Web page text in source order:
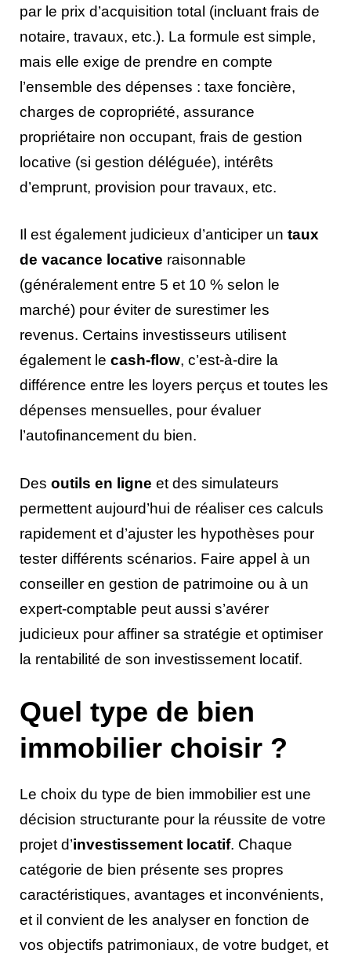
par le prix d’acquisition total (incluant frais de
notaire, travaux, etc.). La formule est simple,
mais elle exige de prendre en compte
l’ensemble des dépenses : taxe foncière,
charges de copropriété, assurance
propriétaire non occupant, frais de gestion
locative (si gestion déléguée), intérêts
d’emprunt, provision pour travaux, etc.
Il est également judicieux d’anticiper un taux
de vacance locative raisonnable
(généralement entre 5 et 10 % selon le
marché) pour éviter de surestimer les
revenus. Certains investisseurs utilisent
également le cash-flow, c’est-à-dire la
différence entre les loyers perçus et toutes les
dépenses mensuelles, pour évaluer
l’autofinancement du bien.
Des outils en ligne et des simulateurs
permettent aujourd’hui de réaliser ces calculs
rapidement et d’ajuster les hypothèses pour
tester différents scénarios. Faire appel à un
conseiller en gestion de patrimoine ou à un
expert-comptable peut aussi s’avérer
judicieux pour affiner sa stratégie et optimiser
la rentabilité de son investissement locatif.
Quel type de bien
immobilier choisir ?
Le choix du type de bien immobilier est une
décision structurante pour la réussite de votre
projet d’investissement locatif. Chaque
catégorie de bien présente ses propres
caractéristiques, avantages et inconvénients,
et il convient de les analyser en fonction de
vos objectifs patrimoniaux, de votre budget, et